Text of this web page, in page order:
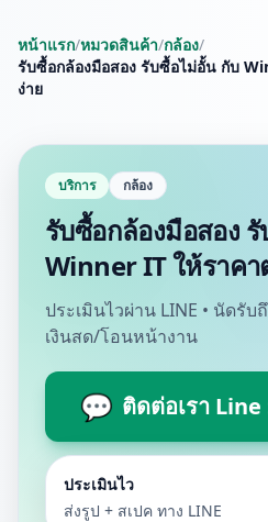
หน้าแรก/หมวดสินค้า/กล้อง/
รับซื้อกล้องมือสอง รับซื้อไม่อั้น กับ
ง่าย
บริการ กล้อง
รับซื้อกล้องมือสอง
Winner IT ให้ราคา
ประเมินไวผ่าน LINE • นัดรั
เงินสด/โอนหน้างาน
💬 ติดต่อเรา
ประเมินไว
ส่งรูป + สเปค ทาง LINE